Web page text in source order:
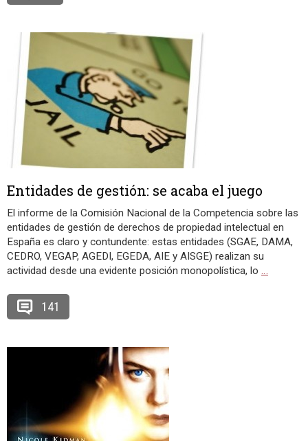
Entidades de gestión: se acaba el juego
El informe de la Comisión Nacional de la Competencia sobre las
entidades de gestión de derechos de propiedad intelectual en
España es claro y contundente: estas entidades (SGAE, DAMA,
CEDRO, VEGAP, AGEDI, EGEDA, AIE y AISGE) realizan su
actividad desde una evidente posición monopolística, lo …
141